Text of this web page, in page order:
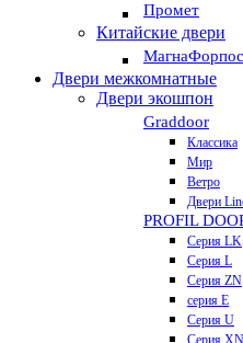
Промет
Китайские двери
Магна
Двери межкомнатные
Двери экошпон
Graddoor
Классика
Мир
Ветро
Двери
PROFIL
Серия LK
Серия L
Серия ZN
серия E
Серия U
Серия XN